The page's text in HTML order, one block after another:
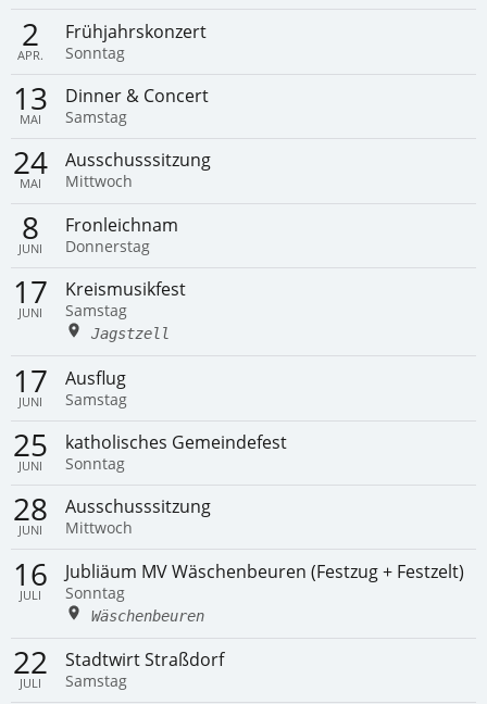
2
APR.
Frühjahrskonzert
Sonntag
13
MAI
Dinner & Concert
Samstag
24
MAI
Ausschusssitzung
Mittwoch
8
JUNI
Fronleichnam
Donnerstag
17
JUNI
Kreismusikfest
Samstag
Jagstzell
17
JUNI
Ausflug
Samstag
25
JUNI
katholisches Gemeindefest
Sonntag
28
JUNI
Ausschusssitzung
Mittwoch
16
JULI
Jubliäum MV Wäschenbeuren (Festzug + Festzelt)
Sonntag
Wäschenbeuren
22
JULI
Stadtwirt Straßdorf
Samstag